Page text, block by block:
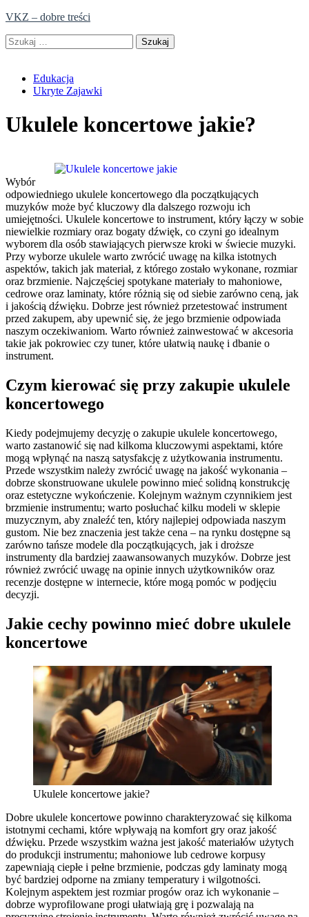
Skip
content
VKZ – dobre treści
Szukaj:
Edukacja
Ukryte Zajawki
Ukulele koncertowe jakie?
Wybór
odpowiedniego ukulele koncertowego dla początkujących
muzyków może być kluczowy dla dalszego rozwoju ich
umiejętności. Ukulele koncertowe to instrument, który łączy w sobie
niewielkie rozmiary oraz bogaty dźwięk, co czyni go idealnym
wyborem dla osób stawiających pierwsze kroki w świecie muzyki.
Przy wyborze ukulele warto zwrócić uwagę na kilka istotnych
aspektów, takich jak materiał, z którego zostało wykonane, rozmiar
oraz brzmienie. Najczęściej spotykane materiały to mahoniowe,
cedrowe oraz laminaty, które różnią się od siebie zarówno ceną, jak
i jakością dźwięku. Dobrze jest również przetestować instrument
przed zakupem, aby upewnić się, że jego brzmienie odpowiada
naszym oczekiwaniom. Warto również zainwestować w akcesoria
takie jak pokrowiec czy tuner, które ułatwią naukę i dbanie o
instrument.
Czym kierować się przy zakupie ukulele
koncertowego
Kiedy podejmujemy decyzję o zakupie ukulele koncertowego,
warto zastanowić się nad kilkoma kluczowymi aspektami, które
mogą wpłynąć na naszą satysfakcję z użytkowania instrumentu.
Przede wszystkim należy zwrócić uwagę na jakość wykonania –
dobrze skonstruowane ukulele powinno mieć solidną konstrukcję
oraz estetyczne wykończenie. Kolejnym ważnym czynnikiem jest
brzmienie instrumentu; warto posłuchać kilku modeli w sklepie
muzycznym, aby znaleźć ten, który najlepiej odpowiada naszym
gustom. Nie bez znaczenia jest także cena – na rynku dostępne są
zarówno tańsze modele dla początkujących, jak i droższe
instrumenty dla bardziej zaawansowanych muzyków. Dobrze jest
również zwrócić uwagę na opinie innych użytkowników oraz
recenzje dostępne w internecie, które mogą pomóc w podjęciu
decyzji.
Jakie cechy powinno mieć dobre ukulele
koncertowe
Ukulele koncertowe jakie?
Dobre ukulele koncertowe powinno charakteryzować się kilkoma
istotnymi cechami, które wpływają na komfort gry oraz jakość
dźwięku. Przede wszystkim ważna jest jakość materiałów użytych
do produkcji instrumentu; mahoniowe lub cedrowe korpusy
zapewniają ciepłe i pełne brzmienie, podczas gdy laminaty mogą
być bardziej odporne na zmiany temperatury i wilgotności.
Kolejnym aspektem jest rozmiar progów oraz ich wykonanie –
dobrze wyprofilowane progi ułatwiają grę i pozwalają na